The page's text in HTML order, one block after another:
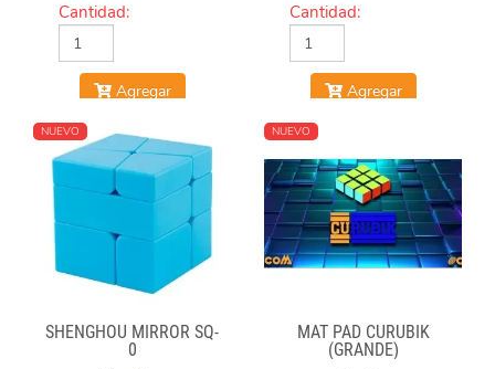
Cantidad:
Agregar
Cantidad:
Agregar
NUEVO
SHENGHOU MIRROR SQ-
0
NUEVO
MAT PAD CURUBIK
(GRANDE)